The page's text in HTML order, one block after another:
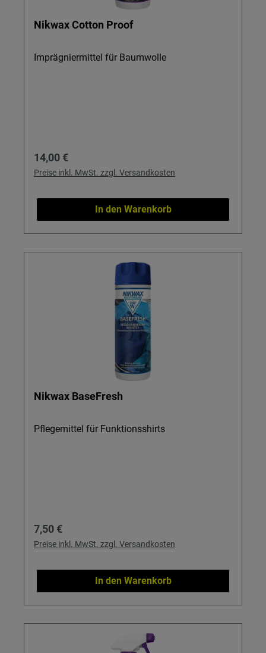
Nikwax Cotton Proof
Imprägniermittel für Baumwolle
Regulärer Preis:
14,00 €
Preise inkl. MwSt. zzgl. Versandkosten
In den Warenkorb
Nikwax BaseFresh
Pflegemittel für Funktionsshirts
Regulärer Preis:
7,50 €
Preise inkl. MwSt. zzgl. Versandkosten
In den Warenkorb